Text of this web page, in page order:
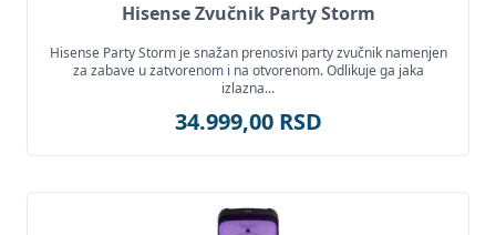
Hisense Zvučnik Party Storm
Hisense Party Storm je snažan prenosivi party zvučnik namenjen
za zabave u zatvorenom i na otvorenom. Odlikuje ga jaka
izlazna...
34.999,00 RSD